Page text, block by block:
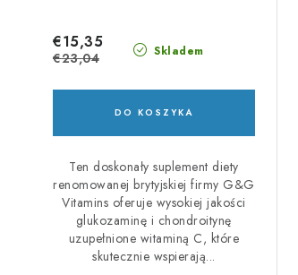
o
Skladem
€15,35
€23,04
DO KOSZYKA
Ten doskonały suplement diety
renomowanej brytyjskiej firmy G&G
Vitamins oferuje wysokiej jakości
glukozaminę i chondroitynę
uzupełnione witaminą C, które
skutecznie wspierają...